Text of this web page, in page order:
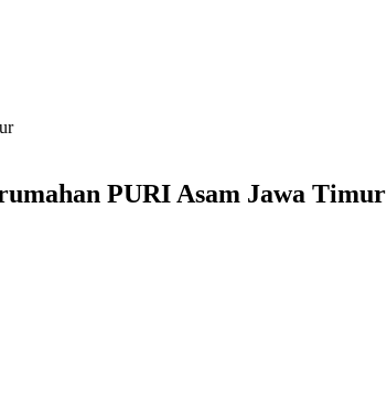
PURI Asam Jawa Timur